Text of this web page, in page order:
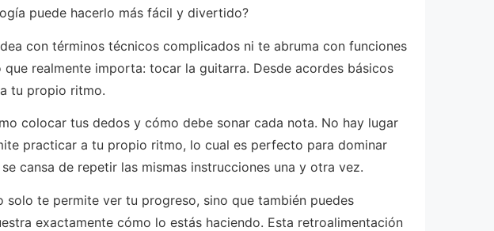
puede hacerlo más fácil y divertido?
con términos técnicos complicados ni te abruma con funciones
realmente importa: tocar la guitarra. Desde acordes básicos
tu propio ritmo.
colocar tus dedos y cómo debe sonar cada nota. No hay lugar
practicar a tu propio ritmo, lo cual es perfecto para dominar
cansa de repetir las mismas instrucciones una y otra vez.
te permite ver tu progreso, sino que también puedes
exactamente cómo lo estás haciendo. Esta retroalimentación